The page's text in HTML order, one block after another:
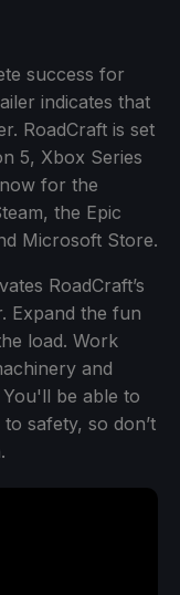
success for
indicates that
RoadCraft is set
5, Xbox Series
for the
the Epic
Microsoft Store.
RoadCraft’s
Expand the fun
load. Work
and
be able to
safety, so don’t